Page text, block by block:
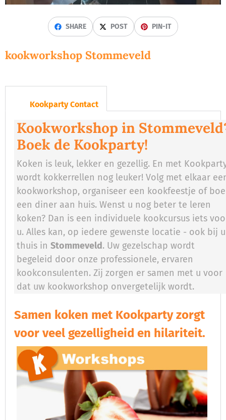
SHARE POST PIN-IT
kookworkshop Stommeveld
Kookparty Contact
Kookworkshop in
Boek de Kookparty!
Koken is leuk, lekker en gezellig. En met
wordt kokkerrellen nog leuker! Volg met elkaar
kookworkshop, organiseer een kookfeestje of
een diner aan huis. Wenst u nog beter te leren
koken? Dan is een individuele kookcursus iets
u. Alles kan, op iedere gewenste locatie - ook bij u
thuis inStommeveld. Uw gezelschap wordt
begeleid door onze professionele, ervaren
kookconsulenten. Zij zorgen er samen met u voor
dat uw kookworkshop onvergetelijk wordt.
Samen koken met Kookparty zorgt
voor veel gezelligheid en hilariteit.